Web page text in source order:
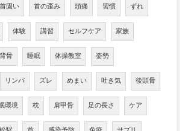
固い 首の歪み 頭痛 習慣 ずれ
体験 講習 セルフケア 家族
背骨 睡眠 体操教室 姿勢
リンパ ズレ めまい 吐き気 後頭骨
環境 枕 肩甲骨 足の長さ ケア